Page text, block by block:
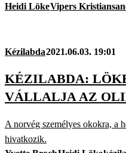
Heidi LökeVipers
Kézilabda2021.06.03. 19:01
KÉZILABDA:
VÁLLALJA AZ
A norvég személyes okokra, a
hivatkozik.